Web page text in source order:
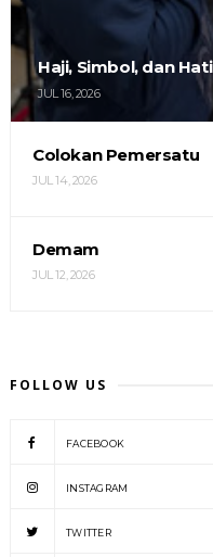
Haji, Simbol, dan Hati
JUL 16, 2026
Colokan Pemersatu
JUL 14, 2026
Demam
JUL 12, 2026
FOLLOW US
FACEBOOK
INSTAGRAM
TWITTER